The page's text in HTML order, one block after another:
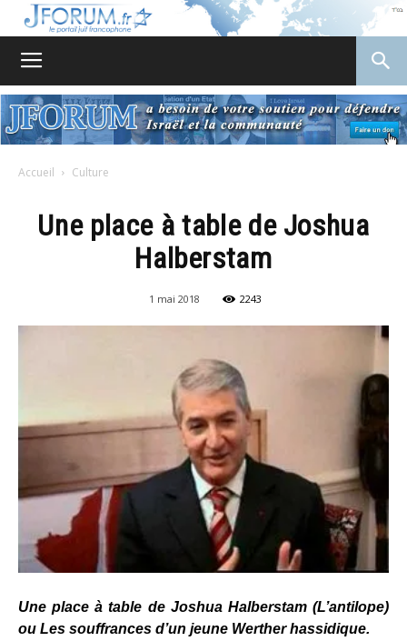
Accueil Culture
Une place à table de Joshua
Halberstam
1 mai 2018 2243
Une place à table de Joshua Halberstam (L’antilope)
ou Les souffrances d’un jeune Werther hassidique.